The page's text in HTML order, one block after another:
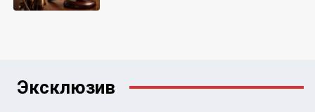
Эксклюзив